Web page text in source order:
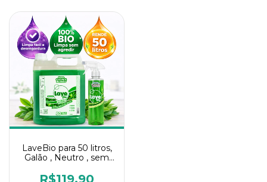
LaveBio para 50 litros,
Galão , Neutro , sem